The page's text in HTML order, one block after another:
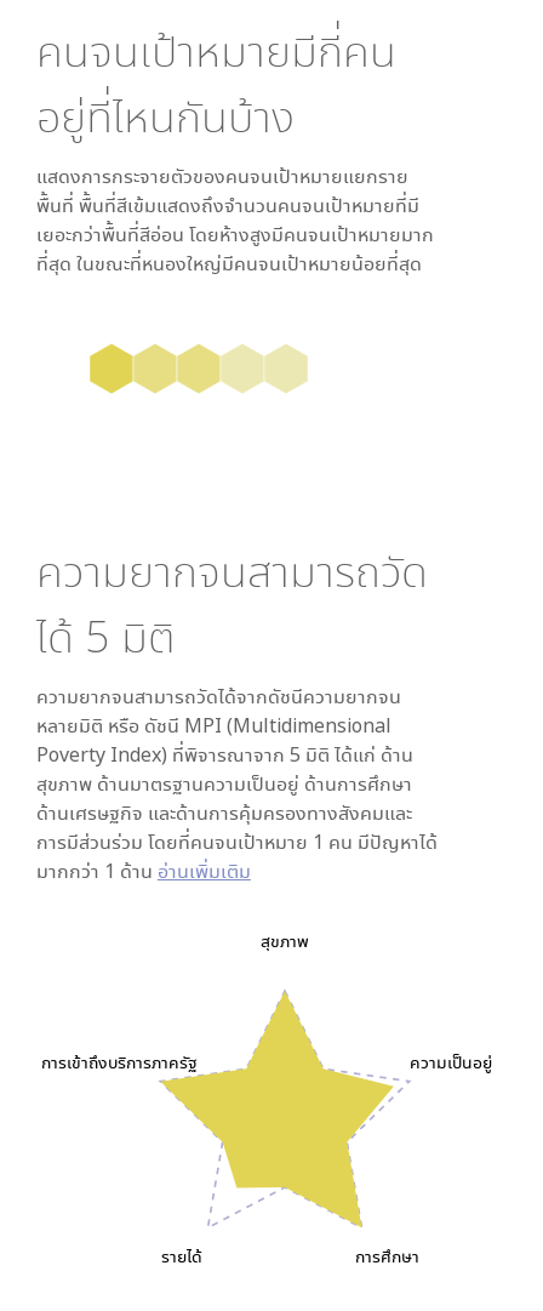
คนจนเป้าหมายมีกี่คน
อยู่ที่ไหนกันบ้าง
แสดงการกระจายตัวของคนจนเป้าหมายแยกราย
พื้นที่ พื้นที่สีเข้มแสดงถึงจำนวนคนจนเป้าหมายที่มี
เยอะกว่าพื้นที่สีอ่อน โดยห้างสูงมีคนจนเป้าหมายมาก
ที่สุด ในขณะที่หนองใหญ่มีคนจนเป้าหมายน้อยที่สุด
ความยากจนสามารถวัด
ได้ 5 มิติ
ความยากจนสามารถวัดได้จากดัชนีความยากจน
หลายมิติ หรือ ดัชนี MPI (Multidimensional
Poverty Index) ที่พิจารณาจาก 5 มิติ ได้แก่ ด้าน
สุขภาพ ด้านมาตรฐานความเป็นอยู่ ด้านการศึกษา
ด้านเศรษฐกิจ และด้านการคุ้มครองทางสังคมและ
การมีส่วนร่วม โดยที่คนจนเป้าหมาย 1 คน มีปัญหาได้
มากกว่า 1 ด้าน อ่านเพิ่มเติม
สุขภาพ
ความเป็นอยู่
การศึกษา
รายได้
การเข้าถึงบริการภาครัฐ